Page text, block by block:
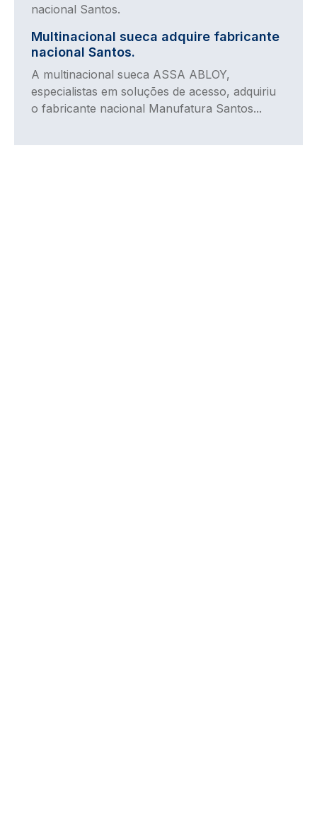
Multinacional sueca adquire fabricante
nacional Santos.
A multinacional sueca ASSA ABLOY,
especialistas em soluções de acesso, adquiriu
o fabricante nacional Manufatura Santos...